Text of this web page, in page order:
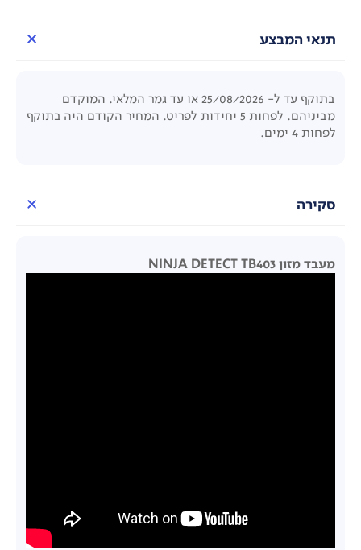
תנאי המבצע
בתוקף עד ל- 25/08/2026 או עד גמר המלאי. המוקדם
מביניהם. לפחות 5 יחידות לפריט. המחיר הקודם היה בתוקף
לפחות 4 ימים.
סקירה
מעבד מזון NINJA DETECT TB403